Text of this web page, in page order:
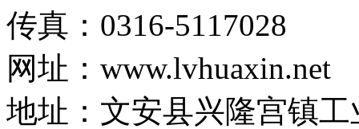
传真：0316-5117028
网址：www.lvhuaxin.net
地址：文安县兴隆宫镇工